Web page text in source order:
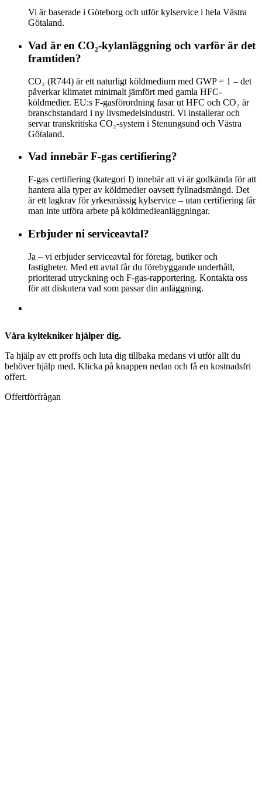
Vi är baserade i Göteborg och utför kylservice i hela Västra
Götaland.
Vad är en CO₂-kylanläggning och varför är det
framtiden?
CO₂ (R744) är ett naturligt köldmedium med GWP = 1 – det
påverkar klimatet minimalt jämfört med gamla HFC-
köldmedier. EU:s F-gasförordning fasar ut HFC och CO₂ är
branschstandard i ny livsmedelsindustri. Vi installerar och
servar transkritiska CO₂-system i Stenungsund och Västra
Götaland.
Vad innebär F-gas certifiering?
F-gas certifiering (kategori I) innebär att vi är godkända för att
hantera alla typer av köldmedier oavsett fyllnadsmängd. Det
är ett lagkrav för yrkesmässig kylservice – utan certifiering får
man inte utföra arbete på köldmedieanläggningar.
Erbjuder ni serviceavtal?
Ja – vi erbjuder serviceavtal för företag, butiker och
fastigheter. Med ett avtal får du förebyggande underhåll,
prioriterad utryckning och F-gas-rapportering. Kontakta oss
för att diskutera vad som passar din anläggning.
Våra kyltekniker hjälper dig.
Ta hjälp av ett proffs och luta dig tillbaka medans vi utför allt du
behöver hjälp med. Klicka på knappen nedan och få en kostnadsfri
offert.
Offertförfrågan